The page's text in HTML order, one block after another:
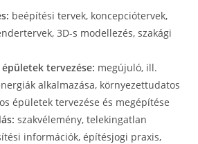
beépítési tervek, koncepciótervek,
3D-s modellezés, szakági
tervezése: megújuló, ill.
alkalmazása, környezettudatos
épületek tervezése és megépítése
szakvélemény, telekingatlan
információk, építésjogi praxis,